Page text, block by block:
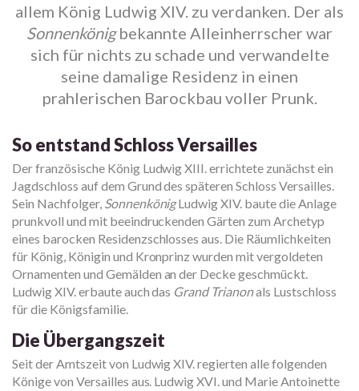
allem König Ludwig XIV. zu verdanken. Der als
Sonnenkönigbekannte Alleinherrscher war
sich für nichts zu schade und verwandelte
seine damalige Residenz in einen
prahlerischen Barockbau voller Prunk.
So entstand Schloss Versailles
Der französische König Ludwig XIII. errichtete zunächst ein
Jagdschloss auf dem Grund des späteren Schloss Versailles.
Sein Nachfolger, SonnenkönigLudwig XIV. baute die Anlage
prunkvoll und mit beeindruckenden Gärten zum Archetyp
eines barocken Residenzschlosses aus. Die Räumlichkeiten
für König, Königin und Kronprinz wurden mit vergoldeten
Ornamenten und Gemälden an der Decke geschmückt.
Ludwig XIV. erbaute auch das Grand Trianonals Lustschloss
für die Königsfamilie.
Die Übergangszeit
Seit der Amtszeit von Ludwig XIV. regierten alle folgenden
Könige von Versailles aus. Ludwig XVI. und Marie Antoinette